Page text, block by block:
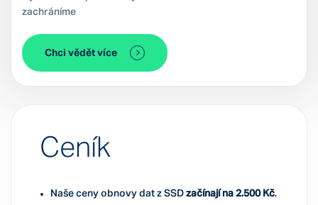
zachráníme
Chci vědět více
Ceník
Naše ceny obnovy dat z SSD začínají na 2.500 Kč.